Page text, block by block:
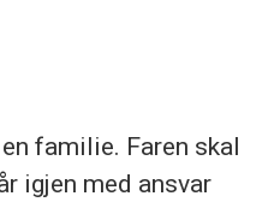
familie. Faren skal
igjen med ansvar